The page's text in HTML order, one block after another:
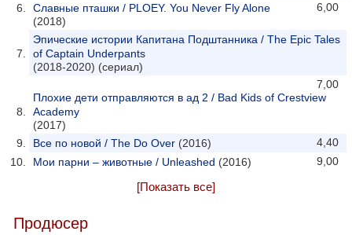
6,00
Славные пташки / PLOEY. You Never Fly Alone
(2018)
Эпические истории Капитана Подштанника / The Epic Tales
of Captain Underpants
(2018-2020) (сериал)
7,00
Плохие дети отправляются в ад 2 / Bad Kids of Crestview
Academy
(2017)
4,40
Все по новой / The Do Over (2016)
9,00
Мои парни – животные / Unleashed (2016)
[Показать все]
Продюсер